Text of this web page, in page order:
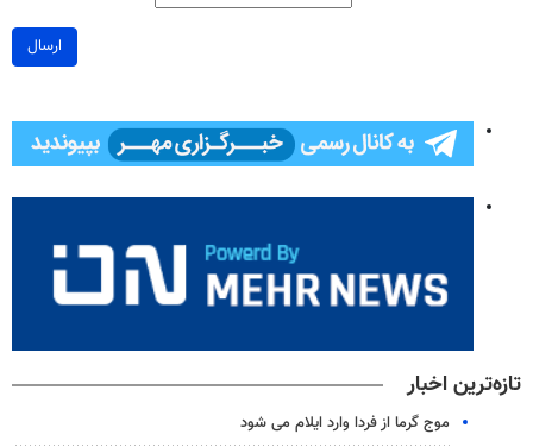
ارسال
تازه‌ترین اخبار
موج گرما از فردا وارد ایلام می شود